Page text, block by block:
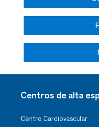
Centros de alta
Centro Cardiovascular